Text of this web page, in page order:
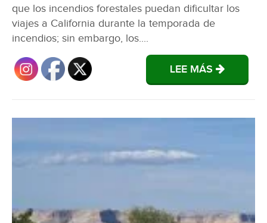
que los incendios forestales puedan dificultar los
viajes a California durante la temporada de
incendios; sin embargo, los....
LEE MÁS